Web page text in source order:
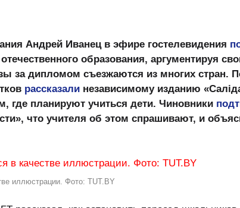
Андрей Иванец в эфире гостелевидения
образования, аргументируя
за дипломом съезжаются из многих стран.
рассказали независимому изданию
где планируют учиться дети. Чиновники
что учителя об этом спрашивают, и
иллюстрации. Фото: TUT.BY